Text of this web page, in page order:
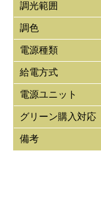
調光範囲
調色
電源種類
給電方式
電源ユニット
グリーン購入対応
備考